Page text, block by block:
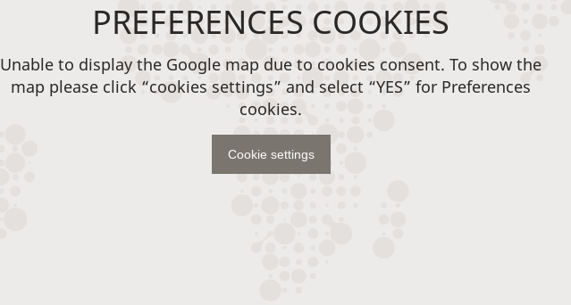
PREFERENCES COOKIES
Unable to display the Google map due to cookies consent. To show the
map please click “cookies settings” and select “YES” for Preferences
cookies.
Cookie settings